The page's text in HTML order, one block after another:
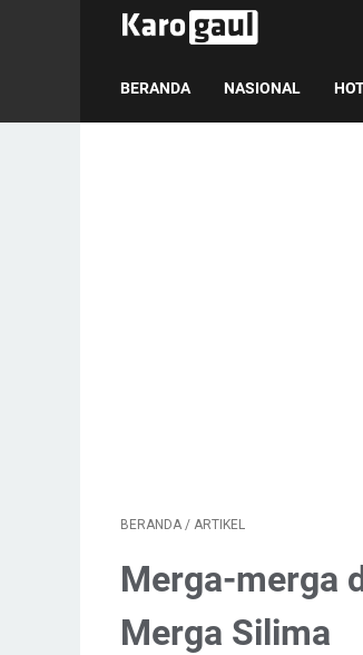
BERANDA NASIONAL
BERANDA / ARTIKEL
Merga-merga
Merga Silima